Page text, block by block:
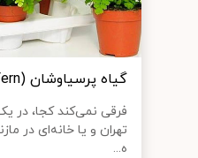
گیاه پرسیاوشان (Maidenhair Fern)
فرقی نمی‌کند کجا، در
تهران و یا خانه‌ای در
ه...